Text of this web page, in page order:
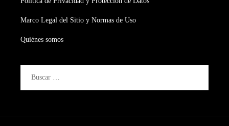
Marco Legal del Sitio y Normas de Uso
Quiénes somos